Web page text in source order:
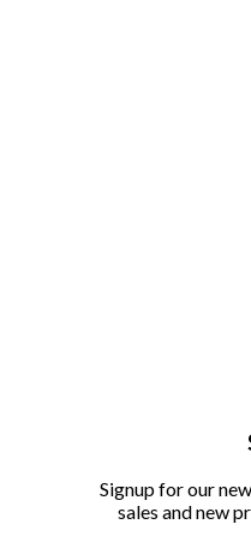
Signup for our
sales and new